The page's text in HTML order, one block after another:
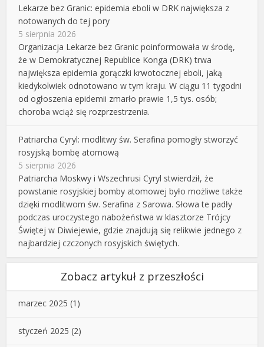
Lekarze bez Granic: epidemia eboli w DRK największa z
notowanych do tej pory
5 sierpnia 2026
Organizacja Lekarze bez Granic poinformowała w środę,
że w Demokratycznej Republice Konga (DRK) trwa
największa epidemia gorączki krwotocznej eboli, jaką
kiedykolwiek odnotowano w tym kraju. W ciągu 11 tygodni
od ogłoszenia epidemii zmarło prawie 1,5 tys. osób;
choroba wciąż się rozprzestrzenia.
Patriarcha Cyryl: modlitwy św. Serafina pomogły stworzyć
rosyjską bombę atomową
5 sierpnia 2026
Patriarcha Moskwy i Wszechrusi Cyryl stwierdził, że
powstanie rosyjskiej bomby atomowej było możliwe także
dzięki modlitwom św. Serafina z Sarowa. Słowa te padły
podczas uroczystego nabożeństwa w klasztorze Trójcy
Świętej w Diwiejewie, gdzie znajdują się relikwie jednego z
najbardziej czczonych rosyjskich świętych.
Zobacz artykuł z przeszłości
marzec 2025 (1)
styczeń 2025 (2)